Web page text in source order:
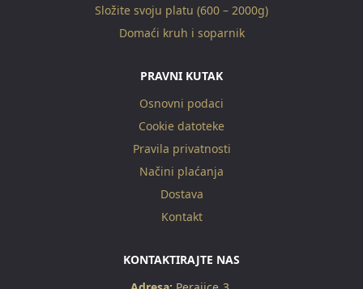
Složite svoju platu (600 – 2000g)
Domaći kruh i soparnik
PRAVNI KUTAK
Osnovni podaci
Cookie datoteke
Pravila privatnosti
Načini plaćanja
Dostava
Kontakt
KONTAKTIRAJTE NAS